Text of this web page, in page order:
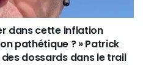
dans cette inflation
pathétique ? » Patrick
des dossards dans le trail